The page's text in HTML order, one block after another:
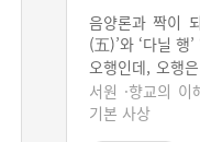
음양론과 짝이
(五)’와 ‘다닐 행
오행인데, 오행
금토(水火木金
가지가 다섯 번
서원 ·향교의
기본 사상